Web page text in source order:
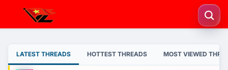
LATEST THREADS HOTTEST THREADS MOST VIEWED